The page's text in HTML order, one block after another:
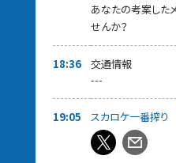
あなたの考案した
せんか？
18:36
交通情報
---
19:05 スカロケ一番搾り